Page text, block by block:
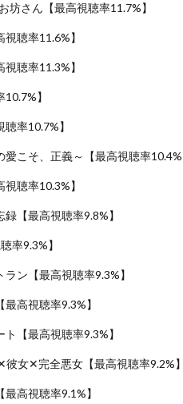
さん【最高視聴率11.7%】
聴率11.6%】
聴率11.3%】
】
率10.7%】
こそ、正義～【最高視聴率10.4%
聴率10.3%】
【最高視聴率9.8%】
率9.3%】
ン【最高視聴率9.3%】
高視聴率9.3%】
【最高視聴率9.3%】
女✕完全悪女【最高視聴率9.2%】
高視聴率9.1%】